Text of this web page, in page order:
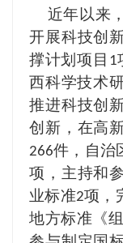
近年以来
开展科技创
撑计划项目 1
西科学技术
推进科技创
创新，在高
266件，自治
项，主持和
业标准2项，
地方标准《